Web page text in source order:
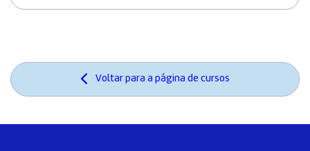
Voltar para a página de cursos